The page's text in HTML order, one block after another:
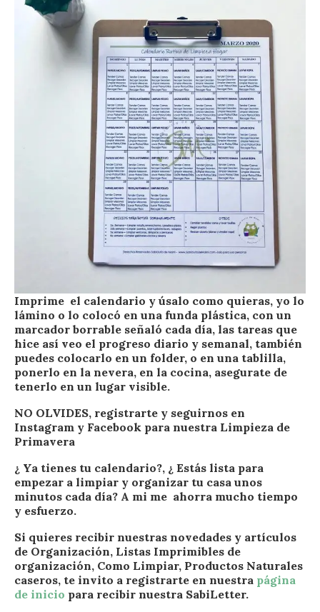
Imprime el calendario y úsalo como quieras, yo lo
lámino o lo colocó en una funda plástica, con un
marcador borrable señaló cada día, las tareas que
hice así veo el progreso diario y semanal, también
puedes colocarlo en un folder, o en una tablilla,
ponerlo en la nevera, en la cocina, asegurate de
tenerlo en un lugar visible.
NO OLVIDES, registrarte y seguirnos en
Instagram y Facebook para nuestra Limpieza de
Primavera
¿ Ya tienes tu calendario?, ¿ Estás lista para
empezar a limpiar y organizar tu casa unos
minutos cada día? A mi me ahorra mucho tiempo
y esfuerzo.
Si quieres recibir nuestras novedades y artículos
de Organización, Listas Imprimibles de
organización, Como Limpiar, Productos Naturales
caseros, te invito a registrarte en nuestra página
de inicio para recibir nuestra SabiLetter.